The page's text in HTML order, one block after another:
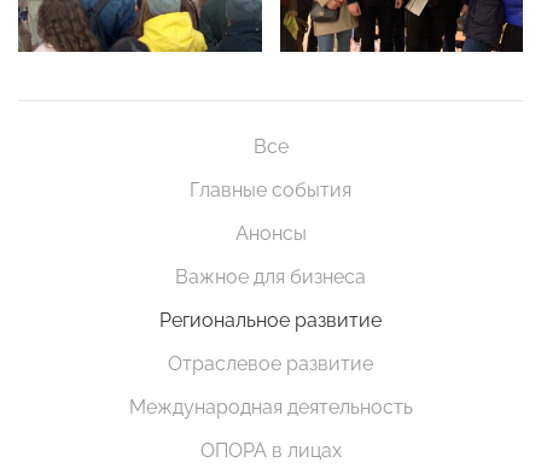
Все
Главные события
Анонсы
Важное для бизнеса
Региональное развитие
Отраслевое развитие
Международная деятельность
ОПОРА в лицах